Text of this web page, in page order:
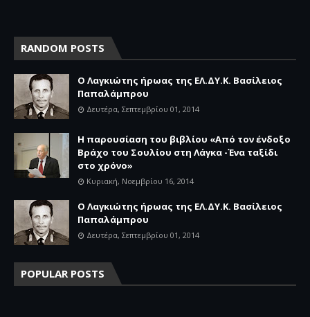
RANDOM POSTS
Ο Λαγκιώτης ήρωας της ΕΛ.ΔΥ.Κ. Βασίλειος
Παπαλάμπρου
Δευτέρα, Σεπτεμβρίου 01, 2014
Η παρουσίαση του βιβλίου «Από τον ένδοξο
Βράχο του Σουλίου στη Λάγκα -Ένα ταξίδι
στο χρόνο»
Κυριακή, Νοεμβρίου 16, 2014
Ο Λαγκιώτης ήρωας της ΕΛ.ΔΥ.Κ. Βασίλειος
Παπαλάμπρου
Δευτέρα, Σεπτεμβρίου 01, 2014
POPULAR POSTS